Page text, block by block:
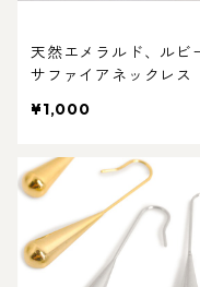
天然エメラルド、ルビ
サファイアネックレス
キャンペーン対象のア
¥1,000